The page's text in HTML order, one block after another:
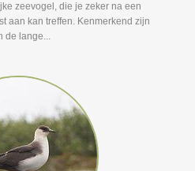
zeevogel, die je zeker na een
aan kan treffen. Kenmerkend zijn
de lange...